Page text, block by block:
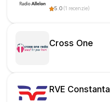
5.0 (1 recenzie)
Cross One
RVE Constanta